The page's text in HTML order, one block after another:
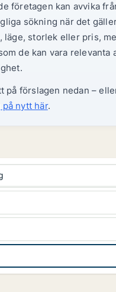
företagen kan avvika
sökning när det
läge, storlek eller pris,
de kan vara relevanta
på förslagen nedan –
nytt här.